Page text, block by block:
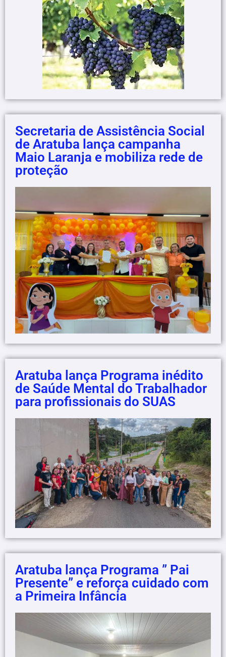
Secretaria de Assistência Social
de Aratuba lança campanha
Maio Laranja e mobiliza rede de
proteção
Aratuba lança Programa inédito
de Saúde Mental do Trabalhador
para profissionais do SUAS
Aratuba lança Programa ” Pai
Presente” e reforça cuidado com
a Primeira Infância